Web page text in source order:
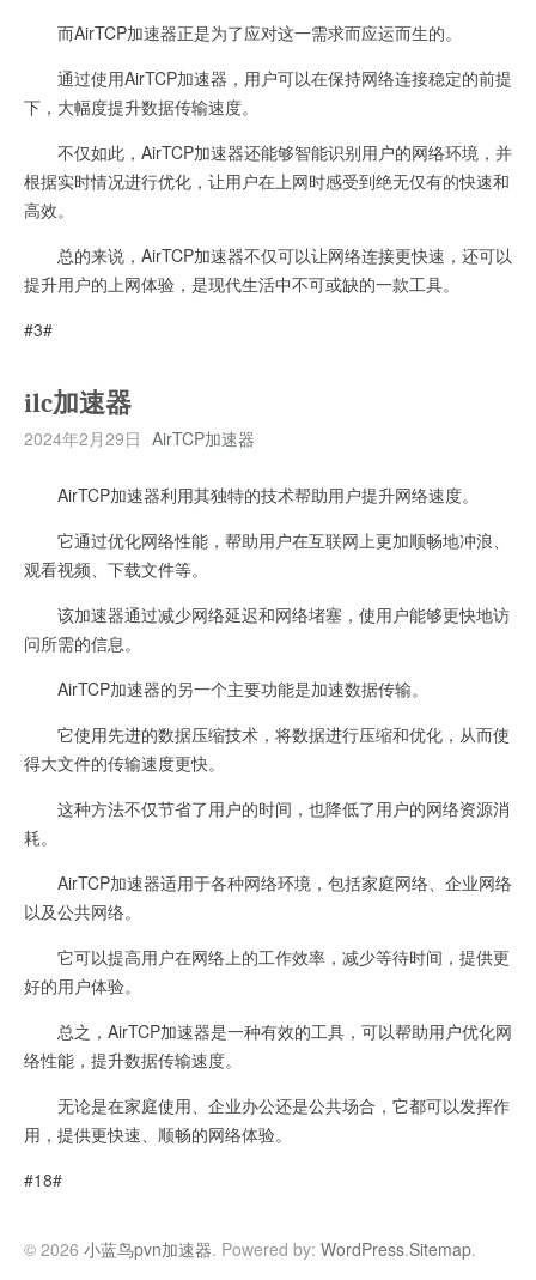
而AirTCP加速器正是为了应对这一需求而应运而生的。
通过使用AirTCP加速器，用户可以在保持网络连接稳定的前提
下，大幅度提升数据传输速度。
不仅如此，AirTCP加速器还能够智能识别用户的网络环境，并
根据实时情况进行优化，让用户在上网时感受到绝无仅有的快速和
高效。
总的来说，AirTCP加速器不仅可以让网络连接更快速，还可以
提升用户的上网体验，是现代生活中不可或缺的一款工具。
#3#
ilc加速器
2024年2月29日 AirTCP加速器
AirTCP加速器利用其独特的技术帮助用户提升网络速度。
它通过优化网络性能，帮助用户在互联网上更加顺畅地冲浪、
观看视频、下载文件等。
该加速器通过减少网络延迟和网络堵塞，使用户能够更快地访
问所需的信息。
AirTCP加速器的另一个主要功能是加速数据传输。
它使用先进的数据压缩技术，将数据进行压缩和优化，从而使
得大文件的传输速度更快。
这种方法不仅节省了用户的时间，也降低了用户的网络资源消
耗。
AirTCP加速器适用于各种网络环境，包括家庭网络、企业网络
以及公共网络。
它可以提高用户在网络上的工作效率，减少等待时间，提供更
好的用户体验。
总之，AirTCP加速器是一种有效的工具，可以帮助用户优化网
络性能，提升数据传输速度。
无论是在家庭使用、企业办公还是公共场合，它都可以发挥作
用，提供更快速、顺畅的网络体验。
#18#
© 2026 小蓝鸟pvn加速器. Powered by: WordPress.Sitemap.